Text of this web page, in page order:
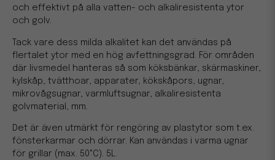
och effektivt på alla vatten- och alkaliresistenta ytor
och golv.
Tack vare dess milda alkalitet kan det användas på
flertalet ytor med en hög avfettningsgrad. För områden
där livsmedel hanteras så som köksbänkar, skärmaskiner,
kylskåp, tvätthoar, apparater, kökskåpors, ugnar,
mikrovågsugnar, varmluftsugnar, alkaliresistenta
golvmaterial, mm.
Det är även utmärkt för rengöring av plastytor som t.ex.
fönsterkarmar och dörrar. Kan användas i varma ugnar
för grillar (max. 50°C). 5L.